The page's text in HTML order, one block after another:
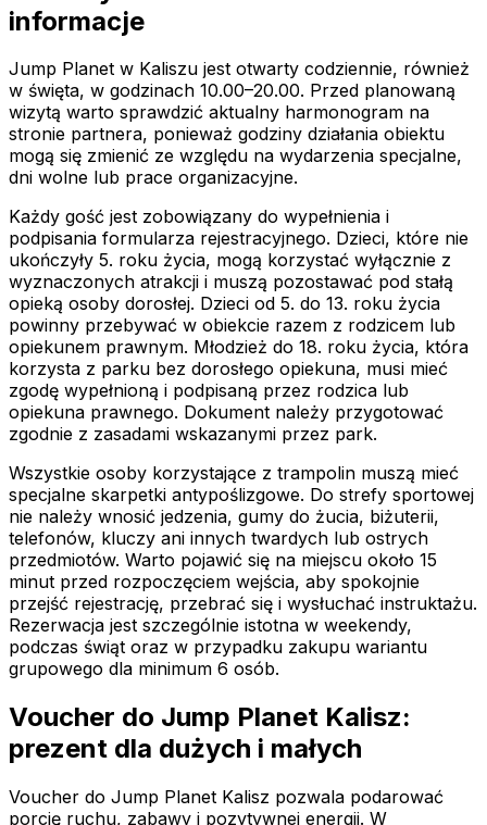
informacje
Jump Planet w Kaliszu jest otwarty codziennie, również
w święta, w godzinach 10.00–20.00. Przed planowaną
wizytą warto sprawdzić aktualny harmonogram na
stronie partnera, ponieważ godziny działania obiektu
mogą się zmienić ze względu na wydarzenia specjalne,
dni wolne lub prace organizacyjne.
Każdy gość jest zobowiązany do wypełnienia i
podpisania formularza rejestracyjnego. Dzieci, które nie
ukończyły 5. roku życia, mogą korzystać wyłącznie z
wyznaczonych atrakcji i muszą pozostawać pod stałą
opieką osoby dorosłej. Dzieci od 5. do 13. roku życia
powinny przebywać w obiekcie razem z rodzicem lub
opiekunem prawnym. Młodzież do 18. roku życia, która
korzysta z parku bez dorosłego opiekuna, musi mieć
zgodę wypełnioną i podpisaną przez rodzica lub
opiekuna prawnego. Dokument należy przygotować
zgodnie z zasadami wskazanymi przez park.
Wszystkie osoby korzystające z trampolin muszą mieć
specjalne skarpetki antypoślizgowe. Do strefy sportowej
nie należy wnosić jedzenia, gumy do żucia, biżuterii,
telefonów, kluczy ani innych twardych lub ostrych
przedmiotów. Warto pojawić się na miejscu około 15
minut przed rozpoczęciem wejścia, aby spokojnie
przejść rejestrację, przebrać się i wysłuchać instruktażu.
Rezerwacja jest szczególnie istotna w weekendy,
podczas świąt oraz w przypadku zakupu wariantu
grupowego dla minimum 6 osób.
Voucher do Jump Planet Kalisz:
prezent dla dużych i małych
Voucher do Jump Planet Kalisz pozwala podarować
porcję ruchu, zabawy i pozytywnej energii. W